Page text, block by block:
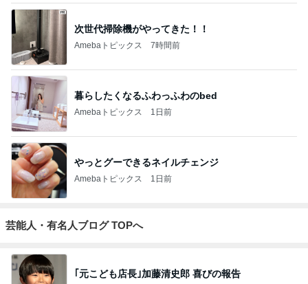
次世代掃除機がやってきた！！
Amebaトピックス 7時間前
暮らしたくなるふわっふわのbed
Amebaトピックス 1日前
やっとグーできるネイルチェンジ
Amebaトピックス 1日前
芸能人・有名人ブログ TOPへ
｢元こども店長｣加藤清史郎 喜びの報告